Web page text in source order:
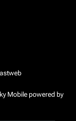
Mobile powered by